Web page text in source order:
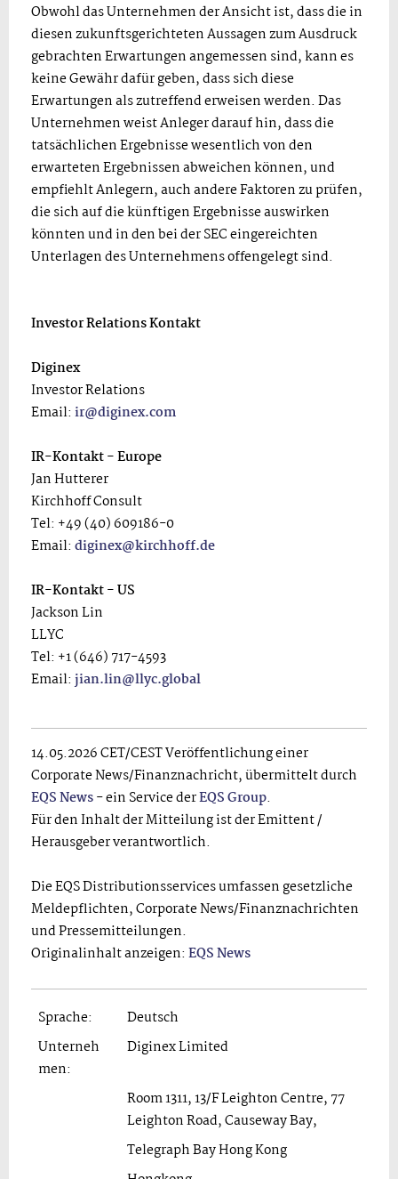
Obwohl das Unternehmen der Ansicht ist, dass die in
diesen zukunftsgerichteten Aussagen zum Ausdruck
gebrachten Erwartungen angemessen sind, kann es
keine Gewähr dafür geben, dass sich diese
Erwartungen als zutreffend erweisen werden. Das
Unternehmen weist Anleger darauf hin, dass die
tatsächlichen Ergebnisse wesentlich von den
erwarteten Ergebnissen abweichen können, und
empfiehlt Anlegern, auch andere Faktoren zu prüfen,
die sich auf die künftigen Ergebnisse auswirken
könnten und in den bei der SEC eingereichten
Unterlagen des Unternehmens offengelegt sind.
Investor Relations Kontakt
Diginex
Investor Relations
Email: ir@diginex.com
IR-Kontakt - Europe
Jan Hutterer
Kirchhoff Consult
Tel: +49 (40) 609186-0
Email: diginex@kirchhoff.de
IR-Kontakt - US
Jackson Lin
LLYC
Tel: +1 (646) 717-4593
Email: jian.lin@llyc.global
14.05.2026 CET/CEST Veröffentlichung einer
Corporate News/Finanznachricht, übermittelt durch
EQS News- ein Service derEQS Group.
Für den Inhalt der Mitteilung ist der Emittent /
Herausgeber verantwortlich.
Die EQS Distributionsservices umfassen gesetzliche
Meldepflichten, Corporate News/Finanznachrichten
und Pressemitteilungen.
Originalinhalt anzeigen: EQS News
Sprache:
Deutsch
Unterneh
men:
Diginex Limited
Room 1311, 13/F Leighton Centre, 77
Leighton Road, Causeway Bay,
Telegraph Bay Hong Kong